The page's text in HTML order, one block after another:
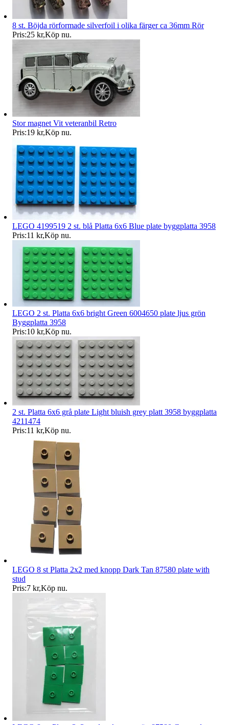
8 st. Böjda rörformade silverfoil i olika färger ca 36mm Rör
Pris:25 kr,Köp nu.
Stor magnet Vit veteranbil Retro
Pris:19 kr,Köp nu.
LEGO 4199519 2 st. blå Platta 6x6 Blue plate byggplatta 3958
Pris:11 kr,Köp nu.
LEGO 2 st. Platta 6x6 bright Green 6004650 plate ljus grön
Byggplatta 3958
Pris:10 kr,Köp nu.
2 st. Platta 6x6 grå plate Light bluish grey platt 3958 byggplatta
4211474
Pris:11 kr,Köp nu.
LEGO 8 st Platta 2x2 med knopp Dark Tan 87580 plate with
stud
Pris:7 kr,Köp nu.